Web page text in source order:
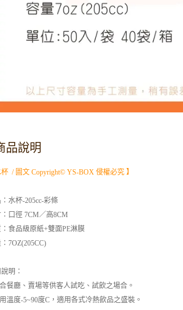
品說明
杯 / 圖文 Copyright© YS-BOX 侵權必究 】
水杯-205cc-彩條
：口徑 7CM／高8CM
食品級原紙+雙面PE淋膜
7OZ(205CC)
明：
餐廳、賣場等供客人試吃、試飲之場合。
溫度-5~90度C，適用各式冷熱飲品之盛裝。